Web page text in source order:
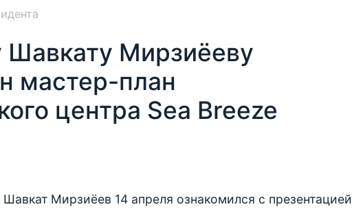
Шавкату Мирзиёеву
мастер-план
центра Sea Breeze
Шавкат Мирзиёев 14 апреля ознакомился с презентацией